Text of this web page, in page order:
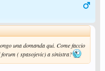
una domanda qui. Come faccio
( spasojevic) a sinistra?